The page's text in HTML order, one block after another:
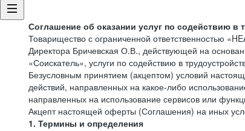
Соглашение об оказании услуг по содействию в
Товарищество с ограниченной ответственностью
Директора Бричевская О.В., действующей на
«Соискатель», услуги по содействию в
Безусловным принятием (акцептом) условий
действий, направленных на какое-либо
направленных на использование сервисов или
Акцепт настоящей оферты (Соглашения) на иных
1. Термины и определения